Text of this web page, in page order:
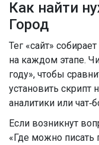
Как найти
Город
Тег «сайт»
на каждом этапе.
году», чтобы
установить скрипт
аналитики или
Если возникнут
«Где можно